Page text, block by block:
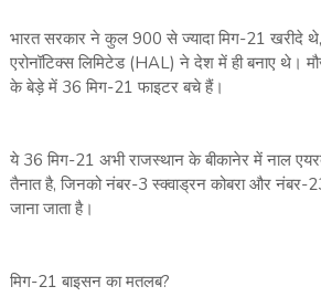
भारत सरकार ने कुल 900 से ज्‍यादा मिग-21 खरीदे
एरोनॉटिक्स लिमिटेड (HAL) ने देश में ही बनाए थे।
के बेड़े में 36 मिग-21 फाइटर बचे हैं।
ये 36 मिग-21 अभी राजस्‍थान के बीकानेर में नाल
तैनात है, जिनको नंबर-3 स्क्वाड्रन कोबरा और नंबर-
जाना जाता है।
मिग-21 बाइसन का मतलब?